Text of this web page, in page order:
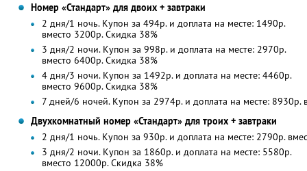
Номер «Стандарт» для двоих + завтраки
2 дня/1 ночь. Купон за 494р. и доплата на месте: 1490р.
вместо 3200р.Скидка 38%
3 дня/2 ночи. Купон за 998р. и доплата на месте: 2970р.
вместо 6400р.Скидка 38%
4 дня/3 ночи. Купон за 1492р. и доплата на месте: 4460р.
вместо 9600р.Скидка 38%
7 дней/6 ночей. Купон за 2974р. и доплата на месте: 8930р.
Двухкомнатный номер «Стандарт» для троих + завтраки
2 дня/1 ночь. Купон за 930р. и доплата на месте: 2790р.
3 дня/2 ночи. Купон за 1860р. и доплата на месте: 5580р.
вместо 12000р. Скидка 38%